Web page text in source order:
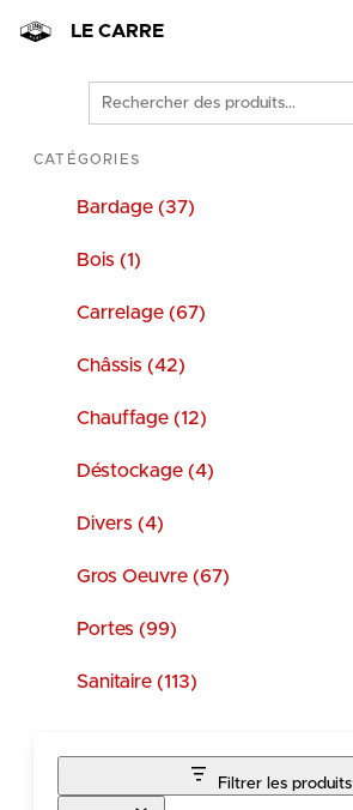
LE CARRE
Rechercher
des
produits
CATÉGORIES
Bardage (37)
Bois (1)
Carrelage (67)
Châssis (42)
Chauffage (12)
Déstockage (4)
Divers (4)
Gros Oeuvre (67)
Portes (99)
Sanitaire (113)
Filtrer les produits